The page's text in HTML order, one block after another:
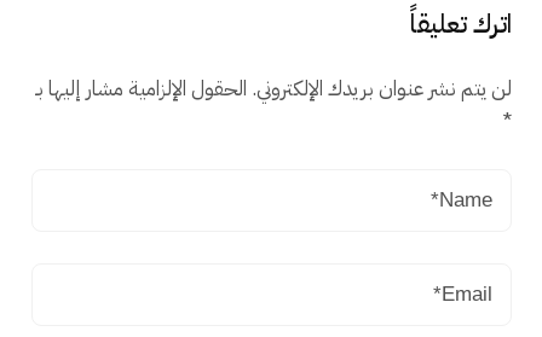
اترك تعليقاً
لن يتم نشر عنوان بريدك الإلكتروني. الحقول الإلزامية مشار إليها بـ
*